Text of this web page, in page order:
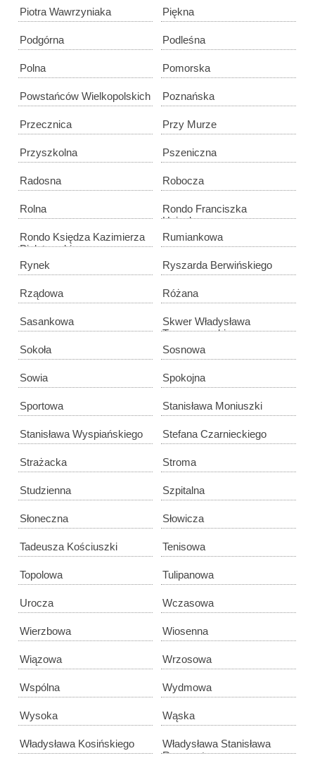
Piotra Wawrzyniaka Piękna
Podgórna Podleśna
Polna Pomorska
Powstańców Wielkopolskich Poznańska
Przecznica Przy Murze
Przyszkolna Pszeniczna
Radosna Robocza
Rolna
Rondo Franciszka
Heigelmanna
Rondo Księdza Kazimierza
Pielatowskiego
Rumiankowa
Rynek Ryszarda Berwińskiego
Rządowa Różana
Sasankowa
Skwer Władysława
Tomaszewskiego
Sokoła
Sosnowa
Sowia Spokojna
Sportowa Stanisława Moniuszki
Stanisława Wyspiańskiego Stefana Czarnieckiego
Strażacka Stroma
Studzienna Szpitalna
Słoneczna Słowicza
Tadeusza Kościuszki Tenisowa
Topolowa Tulipanowa
Urocza Wczasowa
Wierzbowa Wiosenna
Wiązowa Wrzosowa
Wspólna Wydmowa
Wysoka Wąska
Władysława Kosińskiego
Władysława Stanisława